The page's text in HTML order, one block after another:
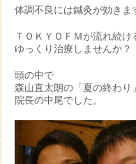
体調不良には鍼灸が効きま
ＴＯＫＹＯＦＭが流れ続け
ゆっくり治療しませんか？
頭の中で
森山直太朗の「夏の終わり
院長の中尾でした。